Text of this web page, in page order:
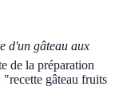
d'un gâteau aux
de la préparation
"recette gâteau fruits